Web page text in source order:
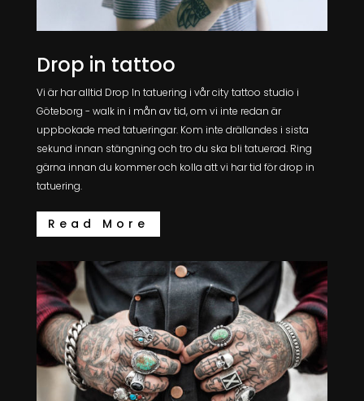
Drop in tattoo
Vi är har alltid Drop In tatuering i vår city tattoo studio i
Göteborg - walk in i mån av tid, om vi inte redan är
uppbokade med tatueringar. Kom inte drällandes i sista
sekund innan stängning och tro du ska bli tatuerad. Ring
gärna innan du kommer och kolla att vi har tid för drop in
tatuering.
Read More